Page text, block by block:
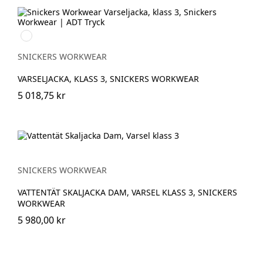
High
vis
yellow/Navy
SNICKERS WORKWEAR
VARSELJACKA, KLASS 3, SNICKERS WORKWEAR
5 018,75 kr
SNICKERS WORKWEAR
VATTENTÄT SKALJACKA DAM, VARSEL KLASS 3, SNICKERS
WORKWEAR
5 980,00 kr